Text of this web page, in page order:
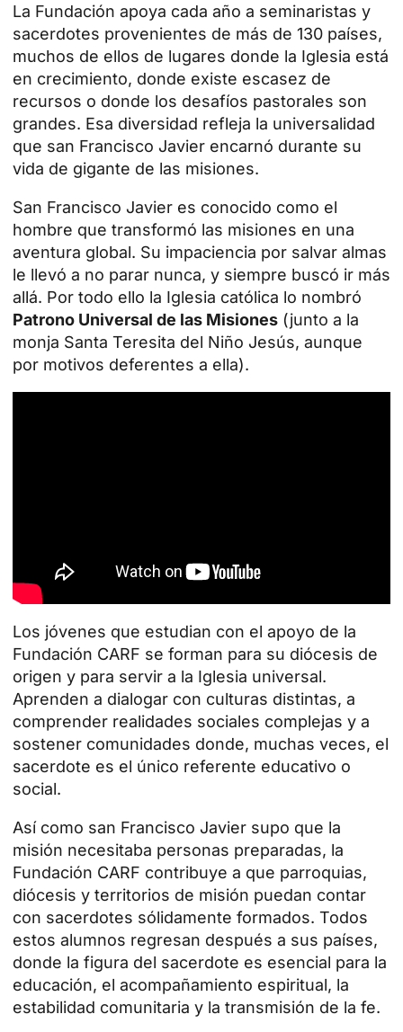
La Fundación apoya cada año a seminaristas y
sacerdotes provenientes de más de 130 países,
muchos de ellos de lugares donde la Iglesia está
en crecimiento, donde existe escasez de
recursos o donde los desafíos pastorales son
grandes. Esa diversidad refleja la universalidad
que san Francisco Javier encarnó durante su
vida de gigante de las misiones.
San Francisco Javier es conocido como el
hombre que transformó las misiones en una
aventura global. Su impaciencia por salvar almas
le llevó a no parar nunca, y siempre buscó ir más
allá. Por todo ello la Iglesia católica lo nombró
Patrono Universal de las Misiones (junto a la
monja Santa Teresita del Niño Jesús, aunque
por motivos deferentes a ella).
Los jóvenes que estudian con el apoyo de la
Fundación CARF se forman para su diócesis de
origen y para servir a la Iglesia universal.
Aprenden a dialogar con culturas distintas, a
comprender realidades sociales complejas y a
sostener comunidades donde, muchas veces, el
sacerdote es el único referente educativo o
social.
Así como san Francisco Javier supo que la
misión necesitaba personas preparadas, la
Fundación CARF contribuye a que parroquias,
diócesis y territorios de misión puedan contar
con sacerdotes sólidamente formados. Todos
estos alumnos regresan después a sus países,
donde la figura del sacerdote es esencial para la
educación, el acompañamiento espiritual, la
estabilidad comunitaria y la transmisión de la fe.